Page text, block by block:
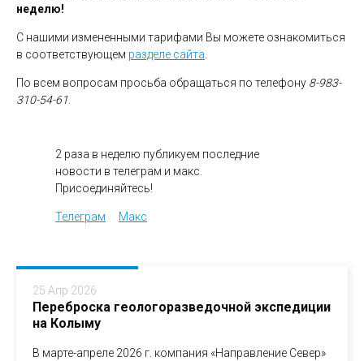
неделю!
С нашими измененными тарифами Вы можете ознакомиться
в соответствующем разделе сайта
По всем вопросам просьба обращаться по телефону 8-983-
310-54-61
2 раза в неделю публикуем последние
новости в телеграм и макс.
Присоединяйтесь!
Телеграм Макс
25 Апр 2026
Переброска геологоразведочной экспедиции
на Колыму
В марте-апреле 2026 г. компания «Направление Север»